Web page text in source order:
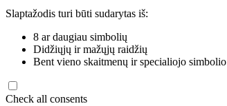
Slaptažodis turi būti sudarytas iš:
8 ar daugiau simbolių
Didžiųjų ir mažųjų raidžių
Bent vieno skaitmenų ir specialiojo simbolio
Check all consents